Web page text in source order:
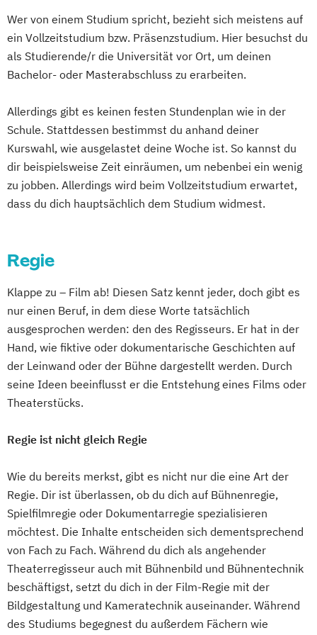
Kultur- und Medienmanagement
Lehramt Musik
Liedgestaltung/Global Art Song
Musiktherapie
Operngesang
Regie Schauspiel
Wer von einem Studium spricht, bezieht sich meistens auf
ein Vollzeitstudium bzw. Präsenzstudium. Hier besuchst du
als Studierende/r die Universität vor Ort, um deinen
Bachelor- oder Masterabschluss zu erarbeiten.
Allerdings gibt es keinen festen Stundenplan wie in der
Schule. Stattdessen bestimmst du anhand deiner
Kurswahl, wie ausgelastet deine Woche ist. So kannst du
dir beispielsweise Zeit einräumen, um nebenbei ein wenig
zu jobben. Allerdings wird beim Vollzeitstudium erwartet,
dass du dich hauptsächlich dem Studium widmest.
Regie
Klappe zu – Film ab! Diesen Satz kennt jeder, doch gibt es
nur einen Beruf, in dem diese Worte tatsächlich
ausgesprochen werden: den des Regisseurs. Er hat in der
Hand, wie fiktive oder dokumentarische Geschichten auf
der Leinwand oder der Bühne dargestellt werden. Durch
seine Ideen beeinflusst er die Entstehung eines Films oder
Theaterstücks.
Regie ist nicht gleich Regie
Wie du bereits merkst, gibt es nicht nur die eine Art der
Regie. Dir ist überlassen, ob du dich auf Bühnenregie,
Spielfilmregie oder Dokumentarregie spezialisieren
möchtest. Die Inhalte entscheiden sich dementsprechend
von Fach zu Fach. Während du dich als angehender
Theaterregisseur auch mit Bühnenbild und Bühnentechnik
beschäftigst, setzt du dich in der Film-Regie mit der
Bildgestaltung und Kameratechnik auseinander. Während
des Studiums begegnest du außerdem Fächern wie